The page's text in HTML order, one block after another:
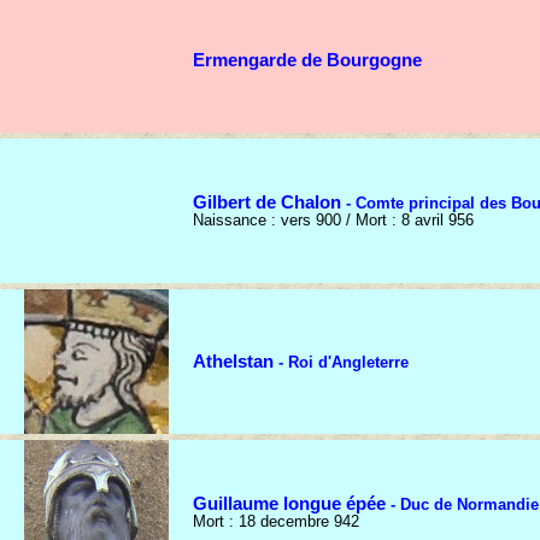
Ermengarde de Bourgogne
Gilbert de Chalon - Comte principal des
Naissance : vers 900 / Mort : 8 avril 956
Athelstan - Roi d'Angleterre
Guillaume longue épée - Duc de Normandie
Mort : 18 decembre 942